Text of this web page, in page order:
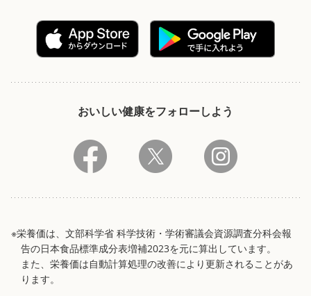
おいしい健康をフォローしよう
※栄養価は、文部科学省 科学技術・学術審議会資源調査分科会報
告の日本食品標準成分表増補2023を元に算出しています。
また、栄養価は自動計算処理の改善により更新されることがあ
ります。